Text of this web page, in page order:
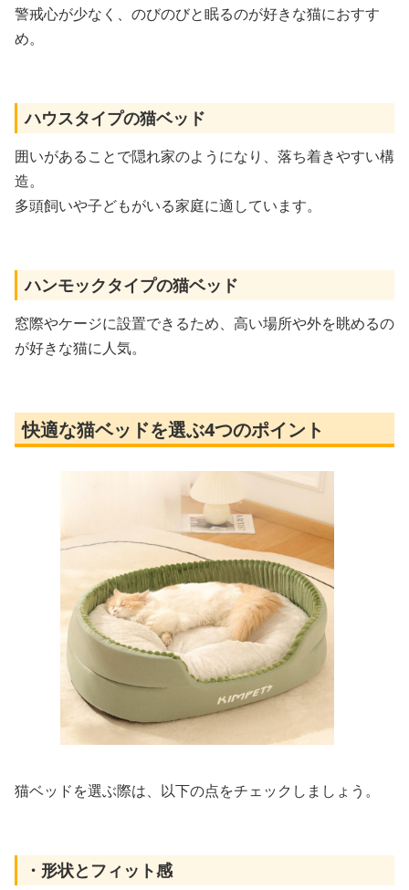
警戒心が少なく、のびのびと眠るのが好きな猫におすす
め。
ハウスタイプの猫ベッド
囲いがあることで隠れ家のようになり、落ち着きやすい構
造。
多頭飼いや子どもがいる家庭に適しています。
ハンモックタイプの猫ベッド
窓際やケージに設置できるため、高い場所や外を眺めるの
が好きな猫に人気。
快適な猫ベッドを選ぶ4つのポイント
猫ベッドを選ぶ際は、以下の点をチェックしましょう。
・形状とフィット感